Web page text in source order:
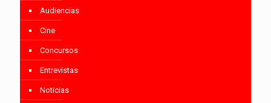
Audiencias
Cine
Concursos
Entrevistas
Noticias